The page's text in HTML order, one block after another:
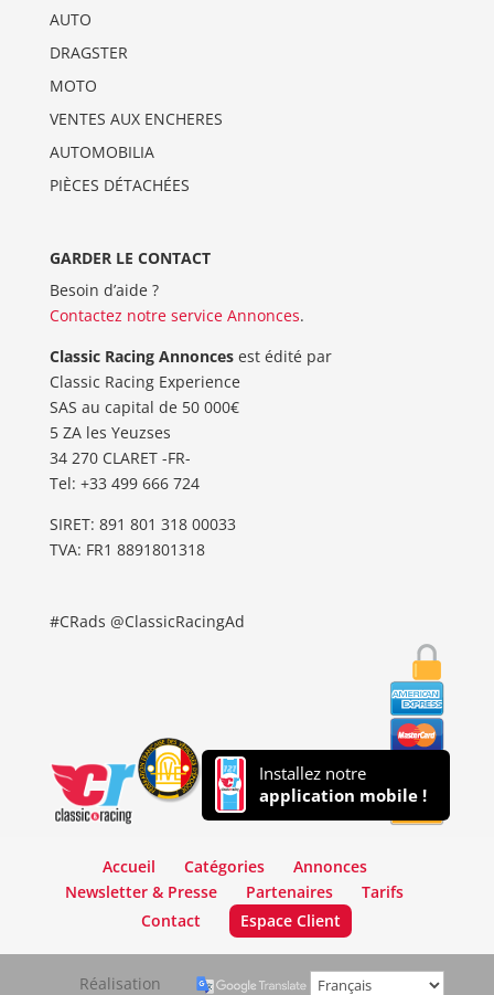
AUTO
DRAGSTER
MOTO
VENTES AUX ENCHERES
AUTOMOBILIA
PIÈCES DÉTACHÉES
GARDER LE CONTACT
Besoin d’aide ?
Contactez notre service Annonces.
Classic Racing Annoncesest édité par
Classic Racing Experience
SAS au capital de 50 000€
5 ZA les Yeuzses
34 270 CLARET -FR-
Tel: ‭+33 499 666 724‬
SIRET: 891 801 318 00033
TVA: FR1 8891801318
#CRads @ClassicRacingAd
Installez notre
application mobile !
Accueil Catégories
Annonces
Newsletter & Presse
Partenaires
Tarifs
Contact
Espace Client
Réalisation